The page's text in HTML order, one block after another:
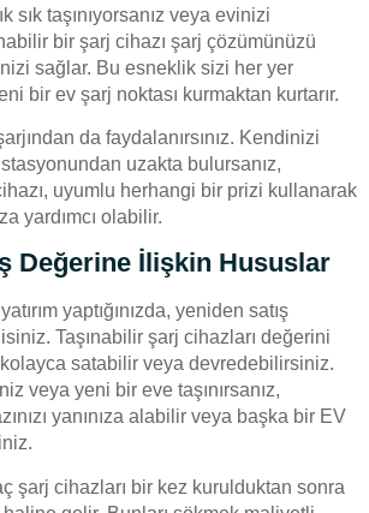
sık taşınıyorsanız veya evinizi
bir şarj cihazı şarj çözümünüzü
sağlar. Bu esneklik sizi her yer
bir ev şarj noktası kurmaktan kurtarır.
da faydalanırsınız. Kendinizi
uzakta bulursanız,
uyumlu herhangi bir prizi kullanarak
yardımcı olabilir.
Değerine İlişkin Hususlar
yaptığınızda, yeniden satış
Taşınabilir şarj cihazları değerini
satabilir veya devredebilirsiniz.
veya yeni bir eve taşınırsanız,
yanınıza alabilir veya başka bir EV
şarj cihazları bir kez kurulduktan sonra